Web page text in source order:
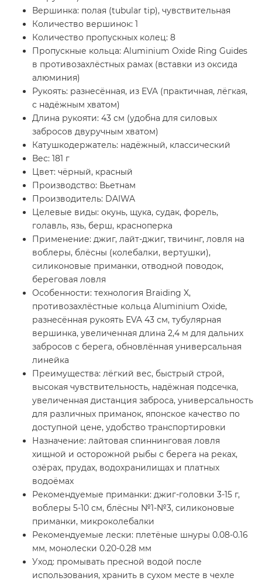
Вершинка: полая (tubular tip), чувствительная
Количество вершинок: 1
Количество пропускных колец: 8
Пропускные кольца: Aluminium Oxide Ring Guides
в противозахлёстных рамах (вставки из оксида
алюминия)
Рукоять: разнесённая, из EVA (практичная, лёгкая,
с надёжным хватом)
Длина рукояти: 43 см (удобна для силовых
забросов двуручным хватом)
Катушкодержатель: надёжный, классический
Вес: 181 г
Цвет: чёрный, красный
Производство: Вьетнам
Производитель: DAIWA
Целевые виды: окунь, щука, судак, форель,
голавль, язь, берш, красноперка
Применение: джиг, лайт-джиг, твичинг, ловля на
воблеры, блёсны (колебалки, вертушки),
силиконовые приманки, отводной поводок,
береговая ловля
Особенности: технология Braiding X,
противозахлёстные кольца Aluminium Oxide,
разнесённая рукоять EVA 43 см, тубулярная
вершинка, увеличенная длина 2,4 м для дальних
забросов с берега, обновлённая универсальная
линейка
Преимущества: лёгкий вес, быстрый строй,
высокая чувствительность, надёжная подсечка,
увеличенная дистанция заброса, универсальность
для различных приманок, японское качество по
доступной цене, удобство транспортировки
Назначение: лайтовая спиннинговая ловля
хищной и осторожной рыбы с берега на реках,
озёрах, прудах, водохранилищах и платных
водоёмах
Рекомендуемые приманки: джиг-головки 3-15 г,
воблеры 5-10 см, блёсны №1-№3, силиконовые
приманки, микроколебалки
Рекомендуемые лески: плетёные шнуры 0.08-0.16
мм, монолески 0.20-0.28 мм
Уход: промывать пресной водой после
использования, хранить в сухом месте в чехле